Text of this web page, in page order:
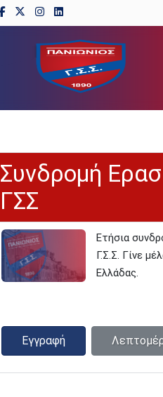
Συνδρομή
ΓΣΣ
Ετήσια
Γ.Σ.Σ. Γίνε
Ελλάδας.
Εγγραφή